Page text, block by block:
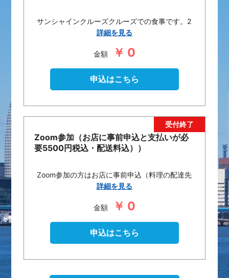
サンシャインクルーズクルーズでの食事です。2
時間飲み放題付。
詳細を見る
金額 ￥ 0
申込はこちら
Zoom参加（お店に事前申込と支払いが必
要5500円税込・配送料込））
Zoom参加の方はお店に事前申込（料理の配達先
連絡先）
5500円税込・配送料込
飲み物は各自ご用意ください。
申込方法は決まり次第掲載します。
詳細を見る
金額 ￥ 0
申込はこちら